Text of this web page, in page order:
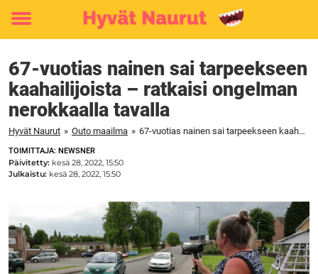
Toggle
67-vuotias nainen sai tarpeekseen
kaahailijoista – ratkaisi ongelman
nerokkaalla tavalla
Hyvät Naurut » Outo maailma » 67-vuotias nainen sai tarpeekseen kaahailijoista – ratkaisi ongelman nerokkaalla tavalla
TOIMITTAJA: NEWSNER
Päivitetty: kesä 28, 2022, 15:50
Julkaistu: kesä 28, 2022, 15:50